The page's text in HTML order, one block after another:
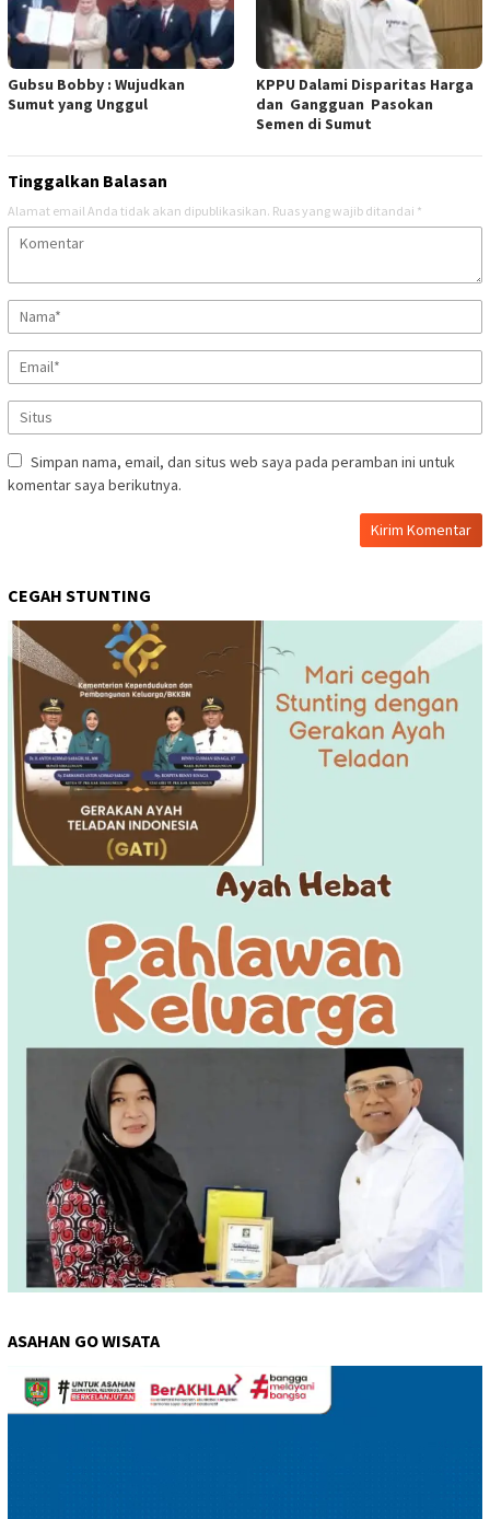
Gubsu Bobby : Wujudkan
Sumut yang Unggul
KPPU Dalami Disparitas Harga
dan Gangguan Pasokan
Semen di Sumut
Tinggalkan Balasan
Alamat email Anda tidak akan dipublikasikan. Ruas yang wajib ditandai *
Simpan nama, email, dan situs web saya pada peramban ini untuk
komentar saya berikutnya.
CEGAH STUNTING
ASAHAN GO WISATA
Pemutar
Video